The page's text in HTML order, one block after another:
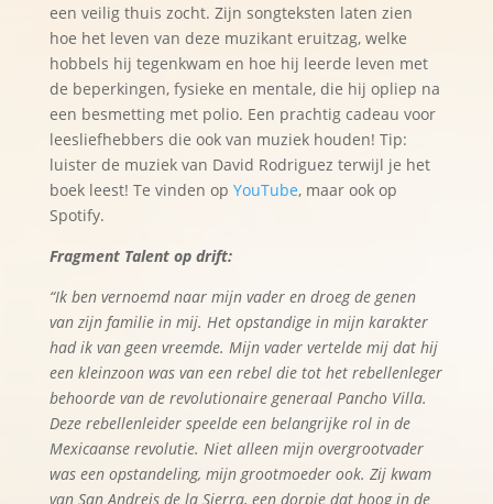
een veilig thuis zocht. Zijn songteksten laten zien
hoe het leven van deze muzikant eruitzag, welke
hobbels hij tegenkwam en hoe hij leerde leven met
de beperkingen, fysieke en mentale, die hij opliep na
een besmetting met polio. Een prachtig cadeau voor
leesliefhebbers die ook van muziek houden! Tip:
luister de muziek van David Rodriguez terwijl je het
boek leest! Te vinden op YouTube, maar ook op
Spotify.
Fragment Talent op drift:
“Ik ben vernoemd naar mijn vader en droeg de genen
van zijn familie in mij. Het opstandige in mijn karakter
had ik van geen vreemde. Mijn vader vertelde mij dat hij
een kleinzoon was van een rebel die tot het rebellenleger
behoorde van de revolutionaire generaal Pancho Villa.
Deze rebellenleider speelde een belangrijke rol in de
Mexicaanse revolutie. Niet alleen mijn overgrootvader
was een opstandeling, mijn grootmoeder ook. Zij kwam
van San Andreis de la Sierra, een dorpje dat hoog in de